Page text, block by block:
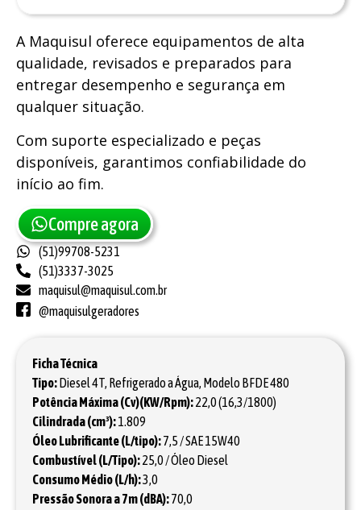
A Maquisul oferece equipamentos de alta
qualidade, revisados e preparados para
entregar desempenho e segurança em
qualquer situação.
Com suporte especializado e peças
disponíveis, garantimos confiabilidade do
início ao fim.
Compre agora
(51)99708-5231
(51)3337-3025
maquisul@maquisul.com.br
@maquisulgeradores
Ficha Técnica
Tipo:Diesel 4T, Refrigerado a Água, Modelo BFDE 480
Potência Máxima (Cv)(KW/Rpm):22,0 (16,3/1800)
Cilindrada (cm³):1.809
Óleo Lubrificante (L/tipo):7,5 / SAE 15W40
Combustível (L/Tipo):25,0 / Óleo Diesel
Consumo Médio (L/h):3,0
Pressão Sonora a 7m (dBA):70,0